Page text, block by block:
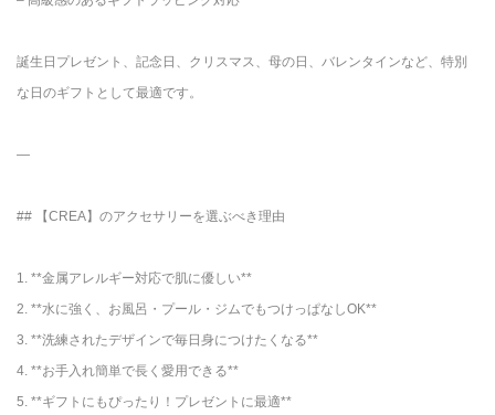
誕生日プレゼント、記念日、クリスマス、母の日、バレンタインなど、特別
な日のギフトとして最適です。
—
## 【CREA】のアクセサリーを選ぶべき理由
1. **金属アレルギー対応で肌に優しい**
2. **水に強く、お風呂・プール・ジムでもつけっぱなしOK**
3. **洗練されたデザインで毎日身につけたくなる**
4. **お手入れ簡単で長く愛用できる**
5. **ギフトにもぴったり！プレゼントに最適**